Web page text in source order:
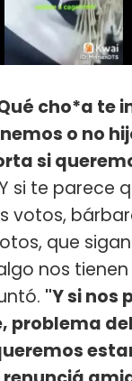
cho*a te
o no
si
si te parece
votos,
que
nos
"Y si nos
problema